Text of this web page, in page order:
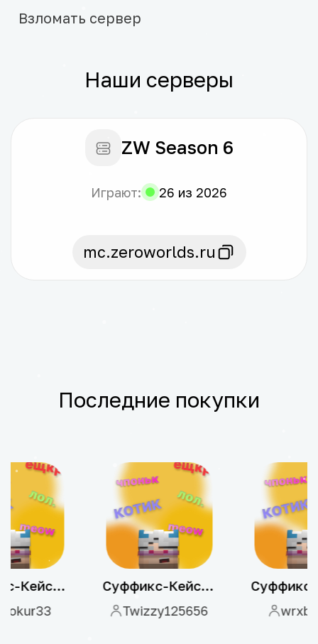
Взломать сервер
В корзину
Наши серверы
ZW Season 6
Играют: 26 из 2026
mc.zeroworlds.ru
Последние покупки
Суффикс-Кейсы - 5шт/сезон
Суффикс-Кейсы - 1шт/сезон
Twizzy125656